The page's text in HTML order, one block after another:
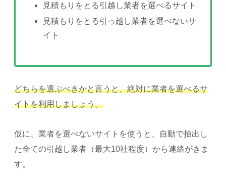
見積もりをとる引越し業者を選べるサイト
見積もりをとる引っ越し業者を選べないサ
イト
どちらを選ぶべきかと言うと、絶対に業者を選べるサ
イトを利用しましょう。
仮に、業者を選べないサイトを使うと、自動で抽出し
た全ての引越し業者（最大10社程度）から連絡がきま
す。